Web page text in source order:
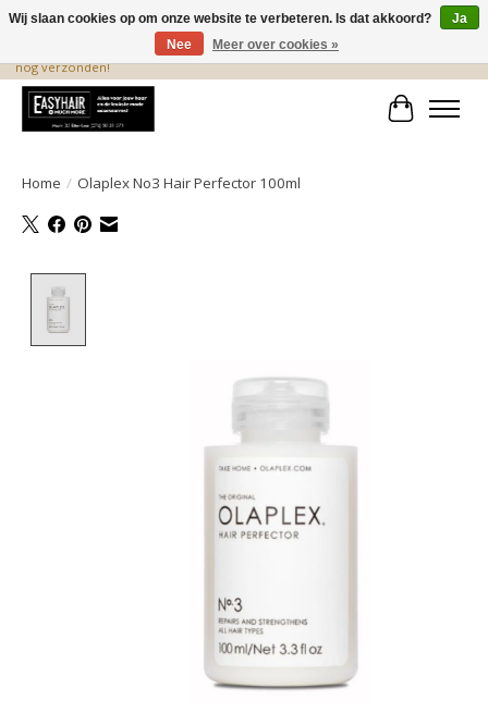
De beste produkten staan hier! Voor 15.00 uur besteld, wordt dezelfde dag
nog verzonden!
Home / Olaplex No3 Hair Perfector 100ml
Wij slaan cookies op om onze website te verbeteren. Is dat akkoord?
Ja
Nee
Meer over cookies »